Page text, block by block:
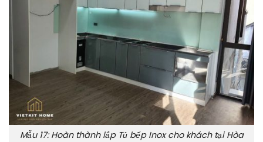
Mẫu 17: Hoàn thành lắp Tủ bếp Inox cho khách tại Hòa